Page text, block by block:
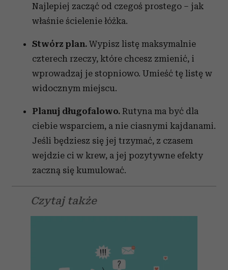
Najlepiej zacząć od czegoś prostego – jak
właśnie ścielenie łóżka.
Stwórz plan. Wypisz listę maksymalnie
czterech rzeczy, które chcesz zmienić, i
wprowadzaj je stopniowo. Umieść tę listę w
widocznym miejscu.
Planuj długofalowo. Rutyna ma być dla
ciebie wsparciem, a nie ciasnymi kajdanami.
Jeśli będziesz się jej trzymać, z czasem
wejdzie ci w krew, a jej pozytywne efekty
zaczną się kumulować.
Czytaj także